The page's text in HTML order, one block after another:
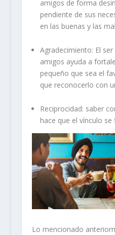
amigos de forma
pendiente de sus
en las buenas y las
Agradecimiento: El
amigos ayuda a
pequeño que sea el
que reconocerlo con
Reciprocidad: saber
hace que el vínculo se
Lo mencionado